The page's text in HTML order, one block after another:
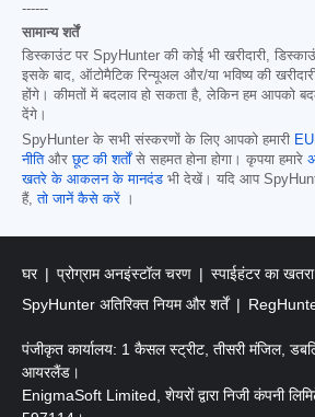
------
सामान्य शर्तें
डिस्काउंट पर SpyHunter की कोई भी खरीदारी,
इसके बाद, ऑटोमैटिक रिन्यूअल और/या भविष्य की
होंगे। कीमतों में बदलाव हो सकता है, लेकिन हम आपको
देंगे।
SpyHunter के सभी संस्करणों के लिए आपको हमारी
नीतिऔरछूट की शर्तोंसे सहमत होना होगा। कृपया हमारे
खतरे के आकलन के मानदंड भी देखें। यदि आप
हैं,तो जानें कैसे करें ।
घर प्रोग्राम अनइंस्टॉल चरण
स्पाईहंटर का
SpyHunter अतिरिक्त नियम और शर्तें
पंजीकृत कार्यालय: 1 कैसल स्ट्रीट, तीसरी मंजिल,
आयरलैंड।
EnigmaSoft Limited, शेयरों द्वारा निजी कंपनी